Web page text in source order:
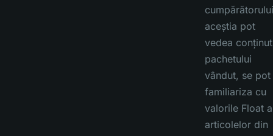
aceștia pot
vedea
pachetului
vândut, se pot
familiariza cu
valorile Float
articolelor din